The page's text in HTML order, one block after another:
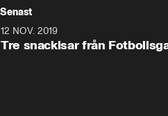
Senast
12 NOV. 2019
Tre snackisar från